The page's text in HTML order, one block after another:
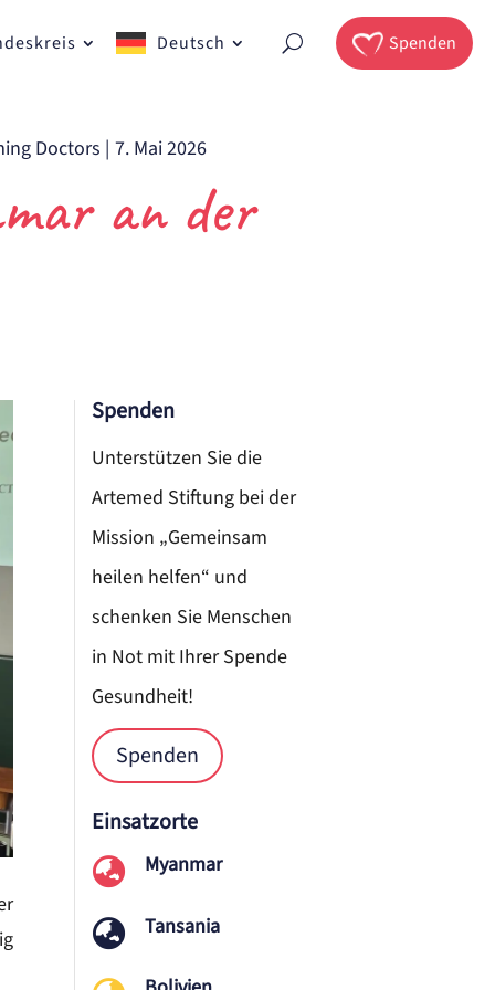
Deutsch Spenden
Doctors | 7. Mai 2026
an der
Spenden
Unterstützen Sie die
Artemed Stiftung bei der
Mission „Gemeinsam
heilen helfen“ und
schenken Sie Menschen
in Not mit Ihrer Spende
Gesundheit!
Spenden
Einsatzorte
 Myanmar
 Tansania